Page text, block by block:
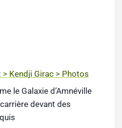
Kendji Girac > Photos
le Galaxie d’Amnéville
devant des